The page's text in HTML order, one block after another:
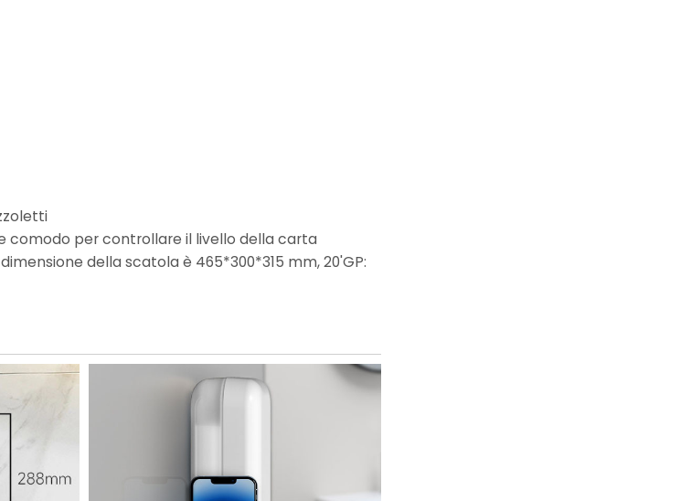
comodo per controllare il livello della carta
della scatola è 465*300*315 mm, 20'GP: